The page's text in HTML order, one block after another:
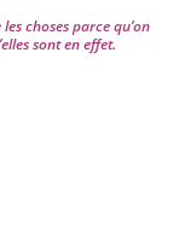
choses parce qu’on
sont en effet.